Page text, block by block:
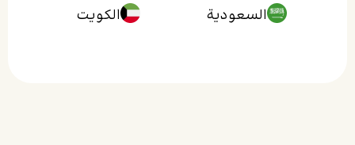
السعودية الکویت